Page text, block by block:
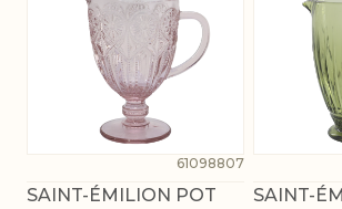
61098807
SAINT-ÉMILION POT
SAINT-